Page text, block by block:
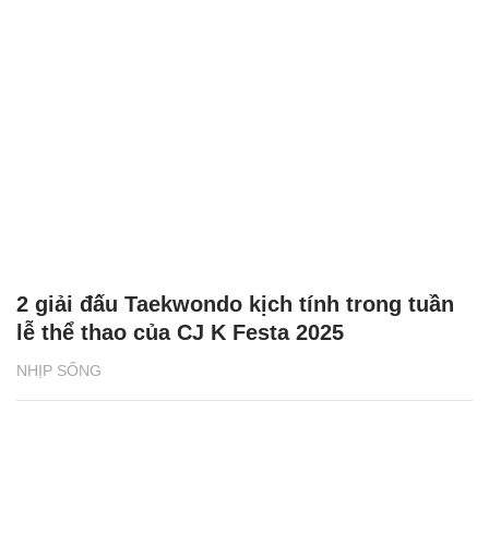
NHỊP SỐNG
2 giải đấu Taekwondo kịch tính trong tuần
lễ thể thao của CJ K Festa 2025